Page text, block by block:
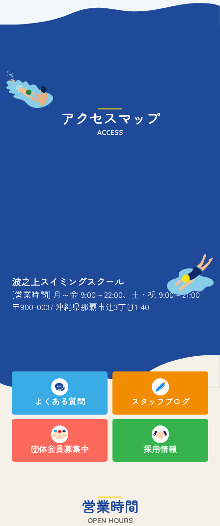
アクセスマップ
ACCESS
波之上スイミングスクール
[営業時間] 月～金 9:00～22:00、土・祝 9:00～21:00
〒900-0037 沖縄県那覇市辻3丁目1-40
よくある質問 スタッフブログ
団体会員募集中 採用情報
営業時間
OPEN HOURS